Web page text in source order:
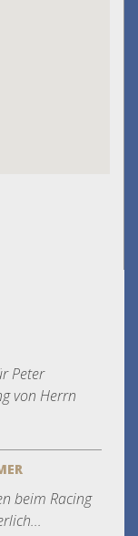
Peter
von Herrn
beim Racing